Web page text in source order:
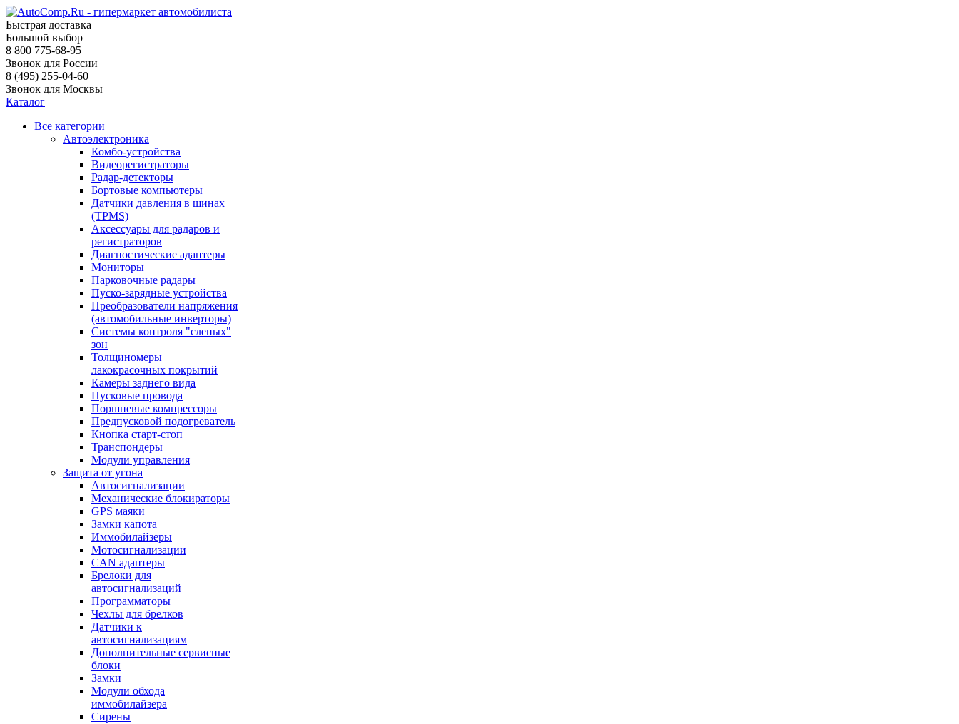
Быстрая доставка
Большой выбор
8 800 775-68-95
Звонок для России
8 (495) 255-04-60
Звонок для Москвы
Каталог
Все категории
Автоэлектроника
Комбо-устройства
Видеорегистраторы
Радар-детекторы
Бортовые компьютеры
Датчики давления в шинах
(TPMS)
Аксессуары для радаров и
регистраторов
Диагностические адаптеры
Мониторы
Парковочные радары
Пуско-зарядные устройства
Преобразователи напряжения
(автомобильные инверторы)
Системы контроля "слепых"
зон
Толщиномеры
лакокрасочных покрытий
Камеры заднего вида
Пусковые провода
Поршневые компрессоры
Предпусковой подогреватель
Кнопка старт-стоп
Транспондеры
Модули управления
Защита от угона
Автосигнализации
Механические блoкираторы
GPS маяки
Замки капота
Иммобилайзеры
Мотосигнализации
CAN адаптеры
Брелоки для
автосигнализаций
Программаторы
Чехлы для брелков
Датчики к
автосигнализациям
Дополнительные сервисные
блоки
Замки
Модули обхода
иммобилайзера
Сирены